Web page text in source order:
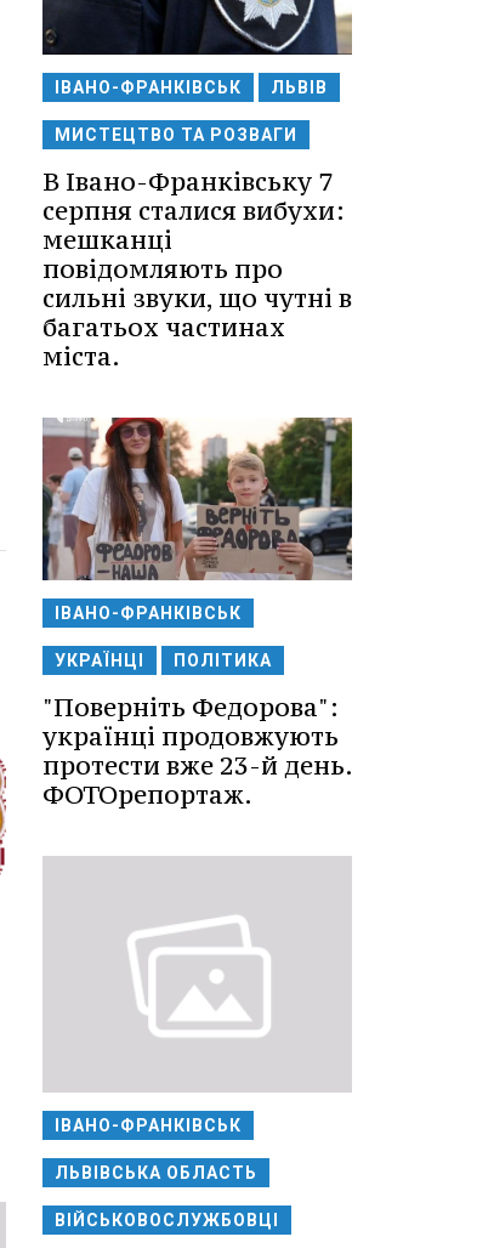
ІВАНО-ФРАНКІВСЬК ЛЬВІВ
МИСТЕЦТВО ТА РОЗВАГИ
В Івано-Франківську 7
серпня сталися вибухи:
мешканці
повідомляють про
сильні звуки, що чутні в
багатьох частинах
міста.
ІВАНО-ФРАНКІВСЬК
УКРАЇНЦІ ПОЛІТИКА
"Поверніть Федорова":
українці продовжують
протести вже 23-й день.
ФОТОрепортаж.
ІВАНО-ФРАНКІВСЬК
ЛЬВІВСЬКА ОБЛАСТЬ
ВІЙСЬКОВОСЛУЖБОВЦІ